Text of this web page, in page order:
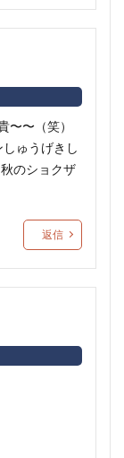
〜〜（笑）
ゅうげきし
のショクザ
返信